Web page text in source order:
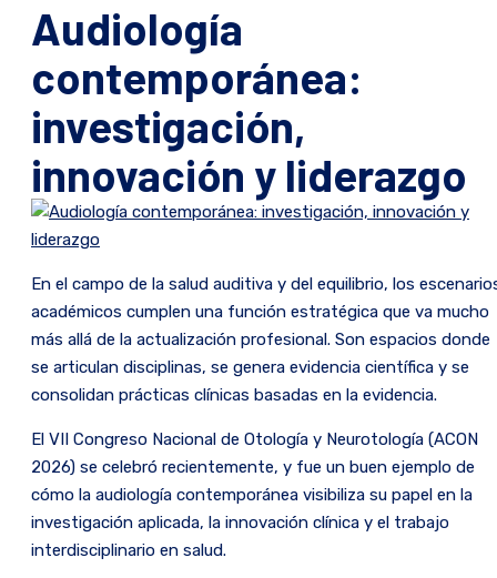
Audiología
contemporánea:
investigación,
innovación y liderazgo
En el campo de la salud auditiva y del equilibrio, los
académicos cumplen una función estratégica que va mucho
más allá de la actualización profesional. Son espacios donde
se articulan disciplinas, se genera evidencia científica y se
consolidan prácticas clínicas basadas en la evidencia.
El VII Congreso Nacional de Otología y Neurotología (ACON
2026) se celebró recientemente, y fue un buen ejemplo de
cómo la audiología contemporánea visibiliza su papel en la
investigación aplicada, la innovación clínica y el trabajo
interdisciplinario en salud.